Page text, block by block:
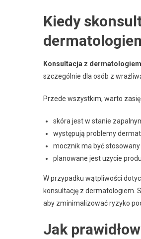
Kiedy
Konsultacja z dermatologiem
szczególnie dla osób z
Przede wszystkim, warto
skóra jest w stanie
występują problemy
mocznik ma być
planowane jest użycie
W przypadku wątpliwości
konsultację z dermatologiem.
aby zminimalizować ryzyko
Jak